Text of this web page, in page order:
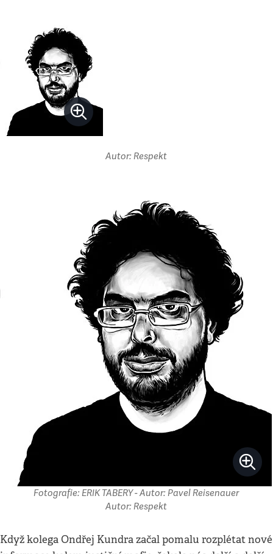
Autor: Respekt
Fotografie: ERIK TABERY - Autor: Pavel Reisenauer
Autor: Respekt
Když kolega Ondřej Kundra začal pomalu rozplétat nové